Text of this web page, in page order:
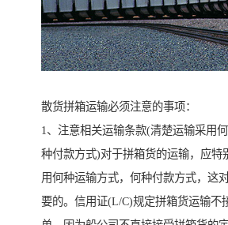
散货拼箱运输必须注意的事项：
1、注意相关运输条款(清楚运输采用
种付款方式)对于拼箱货的运输，应特
用何种运输方式，何种付款方式，这
要的。信用证(L/C)规定拼箱货运输不